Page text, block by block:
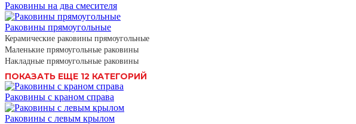
Раковины на два смесителя
Раковины прямоугольные
Керамические раковины прямоугольные
Маленькие прямоугольные раковины
Накладные прямоугольные раковины
ПОКАЗАТЬ ЕЩЕ 12 КАТЕГОРИЙ
Раковины с краном справа
Раковины с левым крылом